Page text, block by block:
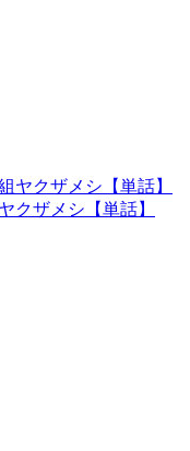
ザメシ【単話】